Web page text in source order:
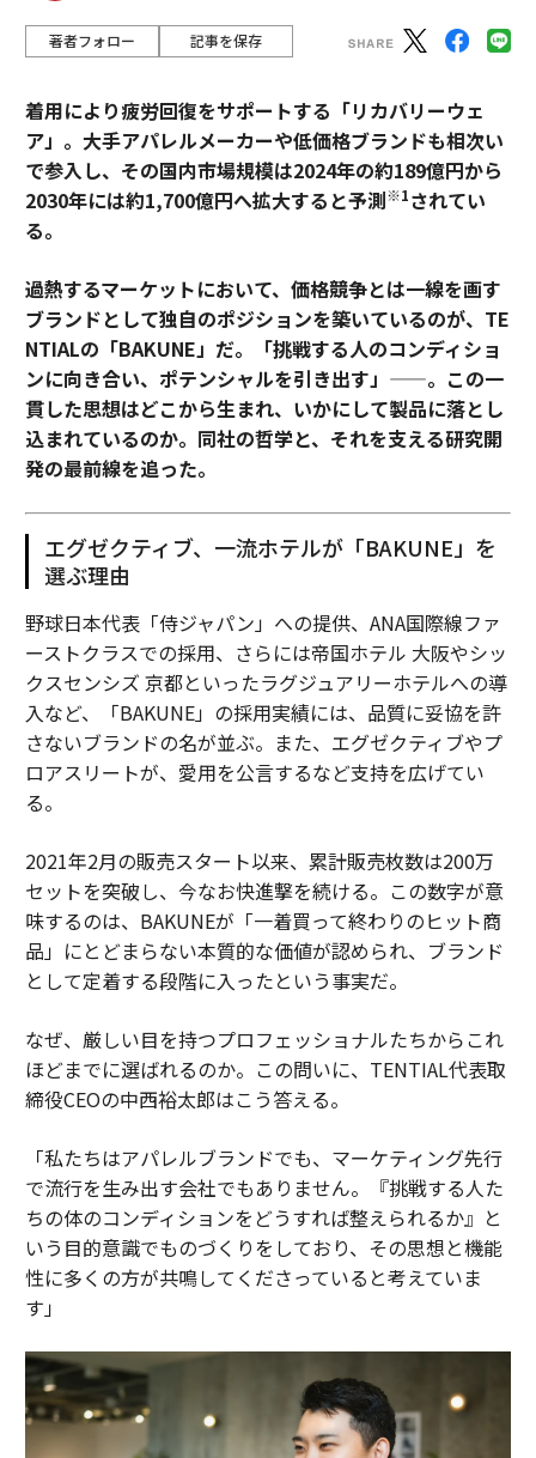
著者フォロー 記事を保存
着用により疲労回復をサポートする「リカバリーウェ
ア」。大手アパレルメーカーや低価格ブランドも相次い
で参入し、その国内市場規模は2024年の約189億円から
2030年には約1,700億円へ拡大すると予測※1されてい
る。
過熱するマーケットにおいて、価格競争とは一線を画す
ブランドとして独自のポジションを築いているのが、TE
NTIALの「BAKUNE」だ。「挑戦する人のコンディショ
ンに向き合い、ポテンシャルを引き出す」——。この一
貫した思想はどこから生まれ、いかにして製品に落とし
込まれているのか。同社の哲学と、それを支える研究開
発の最前線を追った。
エグゼクティブ、一流ホテルが「BAKUNE」を
選ぶ理由
野球日本代表「侍ジャパン」への提供、ANA国際線ファ
ーストクラスでの採用、さらには帝国ホテル 大阪やシッ
クスセンシズ 京都といったラグジュアリーホテルへの導
入など、「BAKUNE」の採用実績には、品質に妥協を許
さないブランドの名が並ぶ。また、エグゼクティブやプ
ロアスリートが、愛用を公言するなど支持を広げてい
る。
2021年2月の販売スタート以来、累計販売枚数は200万
セットを突破し、今なお快進撃を続ける。この数字が意
味するのは、BAKUNEが「一着買って終わりのヒット商
品」にとどまらない本質的な価値が認められ、ブランド
として定着する段階に入ったという事実だ。
なぜ、厳しい目を持つプロフェッショナルたちからこれ
ほどまでに選ばれるのか。この問いに、TENTIAL代表取
締役CEOの中西裕太郎はこう答える。
「私たちはアパレルブランドでも、マーケティング先行
で流行を生み出す会社でもありません。『挑戦する人た
ちの体のコンディションをどうすれば整えられるか』と
いう目的意識でものづくりをしており、その思想と機能
性に多くの方が共鳴してくださっていると考えていま
す」